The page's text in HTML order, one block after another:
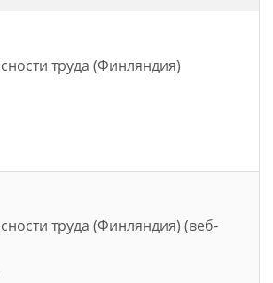
труда (Финляндия)
труда (Финляндия) (веб-